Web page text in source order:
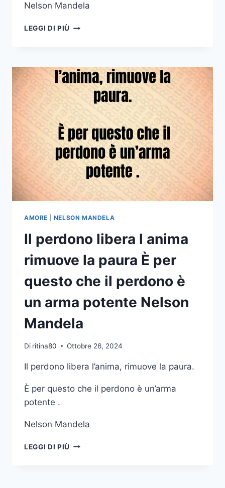
Nelson Mandela
LEGGI DI PIÙ NIENTE
UN
LUOGO
RIMASTO
IMMUTATO
SCOPRIRE
QUANTO
SIAMO
CAMBIATI
NELSON
MANDELA
AMORE NELSON MANDELA
Il perdono libera l anima
rimuove la paura È per
questo che il perdono è
un arma potente Nelson
Mandela
Di ritina80 Ottobre 26, 2024
Il perdono libera l’anima, rimuove la paura.
È per questo che il perdono è un’arma
potente .
Nelson Mandela
LEGGI DI PIÙ IL